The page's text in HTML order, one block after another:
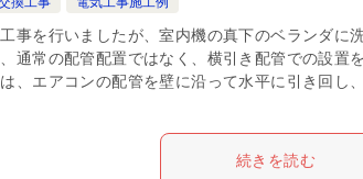
事を行いましたが、室内機の真下のベランダに
通常の配管配置ではなく、横引き配管での設置
、エアコンの配管を壁に沿って水平に引き回し
続きを読む